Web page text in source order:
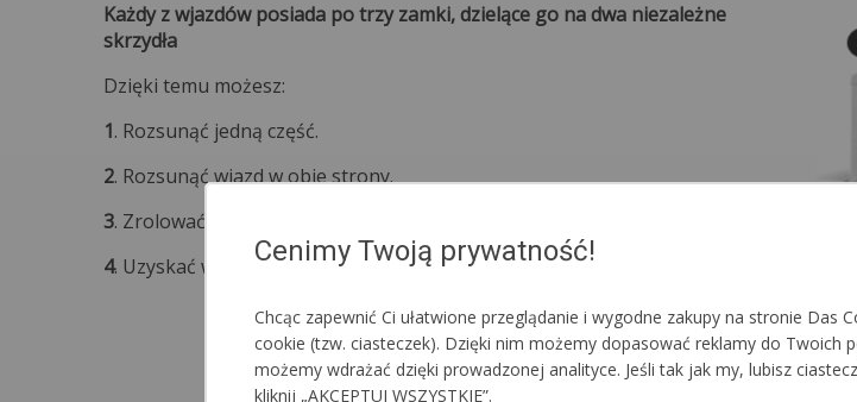
Każdy z wjazdów posiada po trzy zamki, dzielące go na dwa niezależne
skrzydła
Dzięki temu możesz:
1. Rozsunąć jedną część.
2. Rozsunąć wjazd w obie strony.
3. Zrolować w górę jedną część lub całość.
4. Uzyskać wjazd o pełnej szerokości namiotu.
Cenimy Twoją prywatność!
Chcąc zapewnić Ci ułatwione przeglądanie i wygodne zakupy na stronie
cookie (tzw. ciasteczek). Dzięki nim możemy dopasować reklamy do
możemy wdrażać dzięki prowadzonej analityce. Jeśli tak jak my, lubisz
kliknij „AKCEPTUJ WSZYSTKIE”.